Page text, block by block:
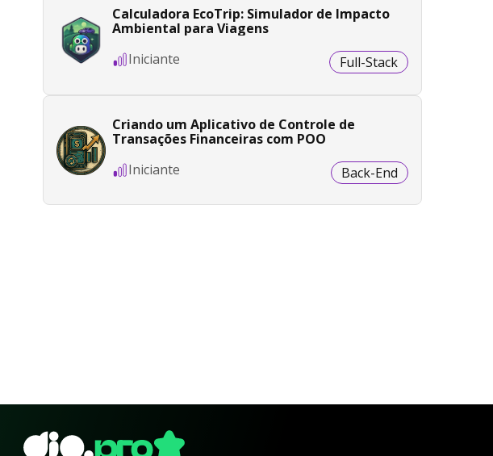
Calculadora EcoTrip: Simulador de Impacto
Ambiental para Viagens
Iniciante
Full-Stack
Criando um Aplicativo de Controle de
Transações Financeiras com POO
Iniciante
Back-End